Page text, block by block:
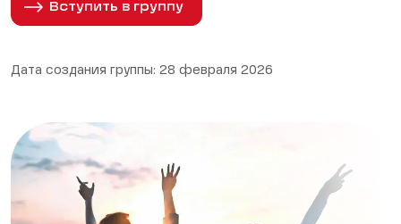
Вступить в группу
Дата создания группы: 28 февраля 2026